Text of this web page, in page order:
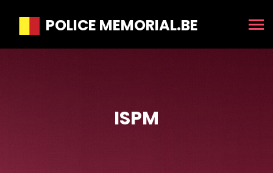
POLICE MEMORIAL.BE
ISPM